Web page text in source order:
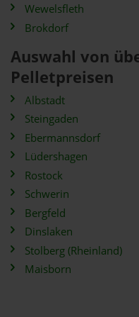
Wewelsfleth
Brokdorf
Auswahl von
Pelletpreisen
Albstadt
Steingaden
Ebermannsdorf
Lüdershagen
Rostock
Schwerin
Bergfeld
Dinslaken
Stolberg (Rheinland)
Maisborn